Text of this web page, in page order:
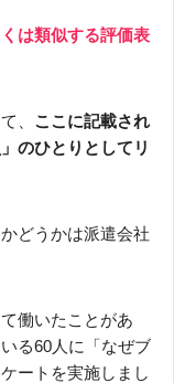
は類似する評価表
、 ここに記載され
のひとりとしてリ
どうかは派遣会社
働いたことがあ
る60人に「なぜブ
ートを実施しまし